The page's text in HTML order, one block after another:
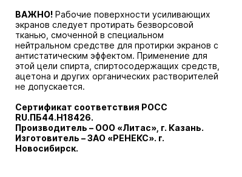
ВАЖНО! Рабочие поверхности усиливающих
экранов следует протирать безворсовой
тканью, смоченной в специальном
нейтральном средстве для протирки экранов с
антистатическим эффектом. Применение для
этой цели спирта, спиртосодержащих средств,
ацетона и других органических растворителей
не допускается.
Сертификат соответствия РОСС
RU.ПБ44.Н18426.
Производитель – ООО «Литас», г. Казань.
Изготовитель – ЗАО «РЕНЕКС». г.
Новосибирск.